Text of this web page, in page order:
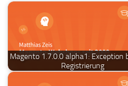
Magento 1.7.0.0 alpha1: Exception
Registrierung